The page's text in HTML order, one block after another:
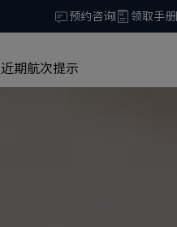
预约咨询 领取手册
近期航次提示